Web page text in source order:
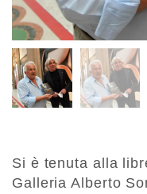
Si è tenuta alla
Galleria Alberto